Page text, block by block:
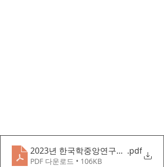
2023년 한국학중앙연구원 한문 연수
.pdf
PDF 다운로드 • 106KB